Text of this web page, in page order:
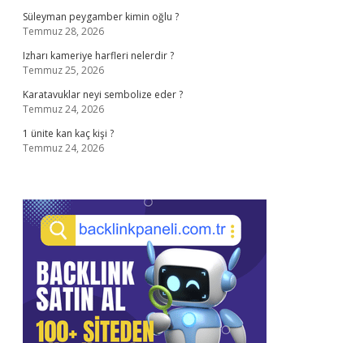
Süleyman peygamber kimin oğlu ?
Temmuz 28, 2026
Izharı kameriye harfleri nelerdir ?
Temmuz 25, 2026
Karatavuklar neyi sembolize eder ?
Temmuz 24, 2026
1 ünite kan kaç kişi ?
Temmuz 24, 2026